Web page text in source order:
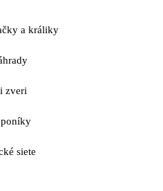
a králiky
zveri
siete